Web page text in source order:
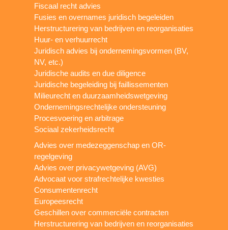
Fiscaal recht advies
Fusies en overnames juridisch begeleiden
Herstructurering van bedrijven en reorganisaties
Huur- en verhuurrecht
Juridisch advies bij ondernemingsvormen (BV,
NV, etc.)
Juridische audits en due diligence
Juridische begeleiding bij faillissementen
Milieurecht en duurzaamheidswetgeving
Ondernemingsrechtelijke ondersteuning
Procesvoering en arbitrage
Sociaal zekerheidsrecht
Advies over medezeggenschap en OR-
regelgeving
Advies over privacywetgeving (AVG)
Advocaat voor strafrechtelijke kwesties
Consumentenrecht
Europeesrecht
Geschillen over commerciële contracten
Herstructurering van bedrijven en reorganisaties